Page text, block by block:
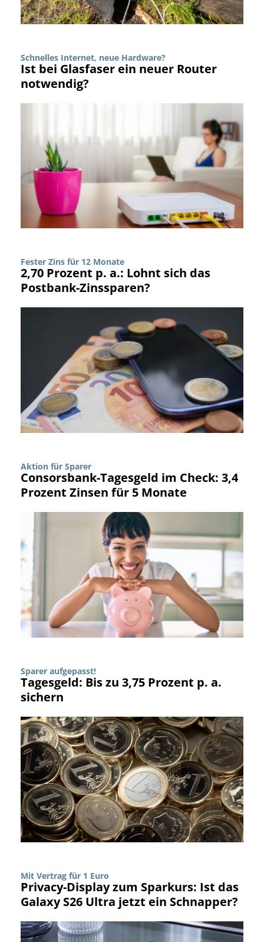
Schnelles Internet, neue Hardware?
Ist bei Glasfaser ein neuer Router
notwendig?
Fester Zins für 12 Monate
2,70 Prozent p. a.: Lohnt sich das
Postbank-Zinssparen?
Aktion für Sparer
Consorsbank-Tagesgeld im Check: 3,4
Prozent Zinsen für 5 Monate
Sparer aufgepasst!
Tagesgeld: Bis zu 3,75 Prozent p. a.
sichern
Mit Vertrag für 1 Euro
Privacy-Display zum Sparkurs: Ist das
Galaxy S26 Ultra jetzt ein Schnapper?